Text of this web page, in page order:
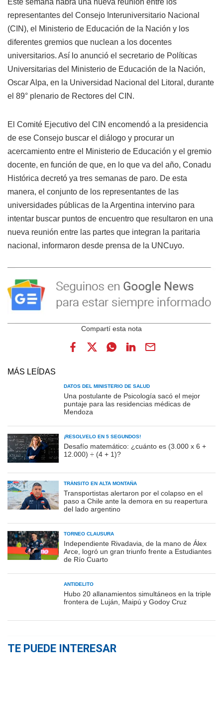
Este semana habrá una nueva reunión entre los
representantes del Consejo Interuniversitario Nacional
(CIN), el Ministerio de Educación de la Nación y los
diferentes gremios que nuclean a los docentes
universitarios. Así lo anunció el secretario de Políticas
Universitarias del Ministerio de Educación de la Nación,
Oscar Alpa, en la Universidad Nacional del Litoral, durante
el 89° plenario de Rectores del CIN.
El Comité Ejecutivo del CIN encomendó a la presidencia
de ese Consejo buscar el diálogo y procurar un
acercamiento entre el Ministerio de Educación y el gremio
docente, en función de que, en lo que va del año, Conadu
Histórica decretó ya tres semanas de paro. De esta
manera, el conjunto de los representantes de las
universidades públicas de la Argentina intervino para
intentar buscar puntos de encuentro que resultaron en una
nueva reunión entre las partes que integran la paritaria
nacional, informaron desde prensa de la UNCuyo.
MÁS LEÍDAS
DATOS DEL MINISTERIO DE SALUD
Una postulante de Psicología sacó el mejor
puntaje para las residencias médicas de
Mendoza
¡RESOLVELO EN 5 SEGUNDOS!
Desafío matemático: ¿cuánto es (3.000 x 6 +
12.000) ÷ (4 + 1)?
TRÁNSITO EN ALTA MONTAÑA
Transportistas alertaron por el colapso en el
paso a Chile ante la demora en su reapertura
del lado argentino
TORNEO CLAUSURA
Independiente Rivadavia, de la mano de Álex
Arce, logró un gran triunfo frente a Estudiantes
de Río Cuarto
ANTIDELITO
Hubo 20 allanamientos simultáneos en la triple
frontera de Luján, Maipú y Godoy Cruz
TE PUEDE INTERESAR